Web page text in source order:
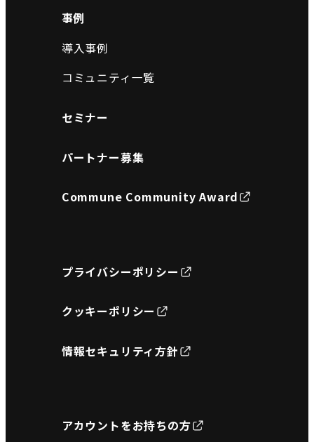
事例
導入事例
コミュニティ一覧
セミナー
パートナー募集
Commune Community Award
プライバシーポリシー
クッキーポリシー
情報セキュリティ方針
アカウントをお持ちの方